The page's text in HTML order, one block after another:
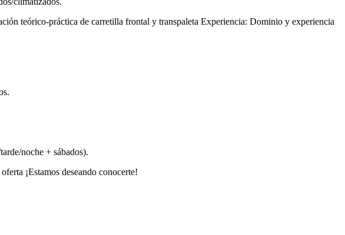
teórico-práctica de carretilla frontal y transpaleta Experiencia: Dominio y experiencia
noche + sábados).
¡Estamos deseando conocerte!